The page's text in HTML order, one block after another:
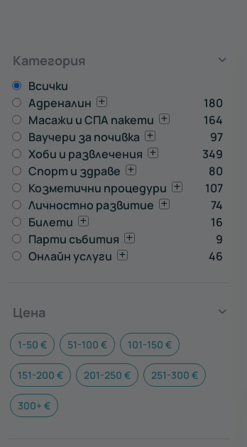
Категория
Всички
Адреналин
180
Масажи и СПА пакети
164
Ваучери за почивка
97
Хоби и развлечения
349
Спорт и здраве
80
Козметични процедури
107
Личностно развитие
74
Билети
16
Парти събития
9
Онлайн услуги
46
Цена
1-50 € 51-100 € 101-150 €
151-200 € 201-250 € 251-300 €
300+ €